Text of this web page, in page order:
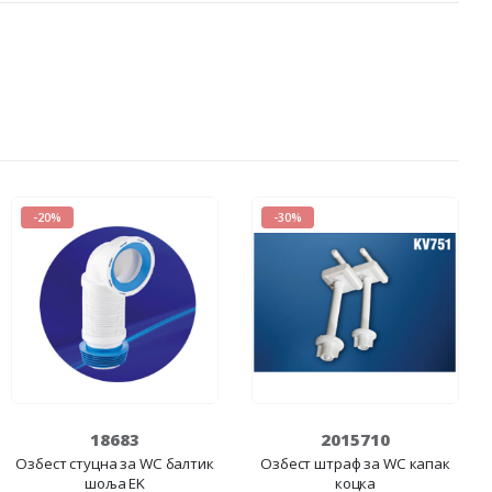
-20%
18683
Озбест стуцна за WC балтик
шоља EK
-30%
2015710
Озбест штраф за WC капак
коцка